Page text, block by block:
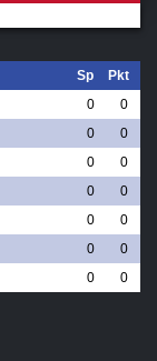
Sp
Pkt
0
0
0
0
0
0
0
0
0
0
0
0
0 0